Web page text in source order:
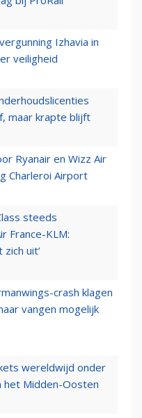
Izhavia in
veiligheid
maar krapte blijft
Ryanair en Wizz Air
Charleroi Airport
steeds
France-KLM:
uit’
crash klagen
vangen mogelijk
wereldwijd onder
het Midden-Oosten